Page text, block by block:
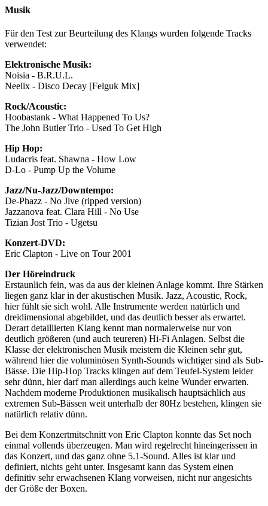
Musik
Für den Test zur Beurteilung des Klangs wurden folgende Tracks
verwendet:
Elektronische Musik:
Noisia - B.R.U.L.
Neelix - Disco Decay [Felguk Mix]
Rock/Acoustic:
Hoobastank - What Happened To Us?
The John Butler Trio - Used To Get High
Hip Hop:
Ludacris feat. Shawna - How Low
D-Lo - Pump Up the Volume
Jazz/Nu-Jazz/Downtempo:
De-Phazz - No Jive (ripped version)
Jazzanova feat. Clara Hill - No Use
Tizian Jost Trio - Ugetsu
Konzert-DVD:
Eric Clapton - Live on Tour 2001
Der Höreindruck
Erstaunlich fein, was da aus der kleinen Anlage kommt. Ihre Stärken
liegen ganz klar in der akustischen Musik. Jazz, Acoustic, Rock,
hier fühlt sie sich wohl. Alle Instrumente werden natürlich und
dreidimensional abgebildet, und das deutlich besser als erwartet.
Derart detaillierten Klang kennt man normalerweise nur von
deutlich größeren (und auch teureren) Hi-Fi Anlagen. Selbst die
Klasse der elektronischen Musik meistern die Kleinen sehr gut,
während hier die voluminösen Synth-Sounds wichtiger sind als Sub-
Bässe. Die Hip-Hop Tracks klingen auf dem Teufel-System leider
sehr dünn, hier darf man allerdings auch keine Wunder erwarten.
Nachdem moderne Produktionen musikalisch hauptsächlich aus
extremen Sub-Bässen weit unterhalb der 80Hz bestehen, klingen sie
natürlich relativ dünn.
Bei dem Konzertmitschnitt von Eric Clapton konnte das Set noch
einmal vollends überzeugen. Man wird regelrecht hineingerissen in
das Konzert, und das ganz ohne 5.1-Sound. Alles ist klar und
definiert, nichts geht unter. Insgesamt kann das System einen
definitiv sehr erwachsenen Klang vorweisen, nicht nur angesichts
der Größe der Boxen.